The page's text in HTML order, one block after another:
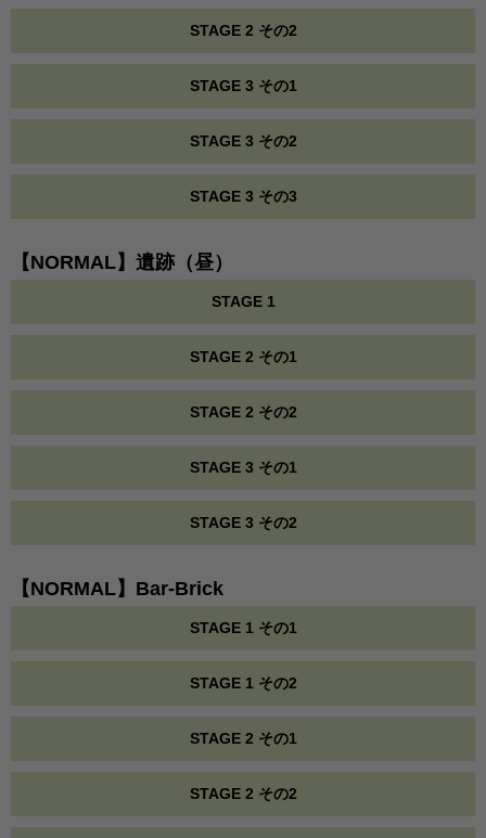
STAGE 2 その2
STAGE 3 その1
STAGE 3 その2
STAGE 3 その3
【NORMAL】遺跡（昼）
STAGE 1
STAGE 2 その1
STAGE 2 その2
STAGE 3 その1
STAGE 3 その2
【NORMAL】Bar-Brick
STAGE 1 その1
STAGE 1 その2
STAGE 2 その1
STAGE 2 その2